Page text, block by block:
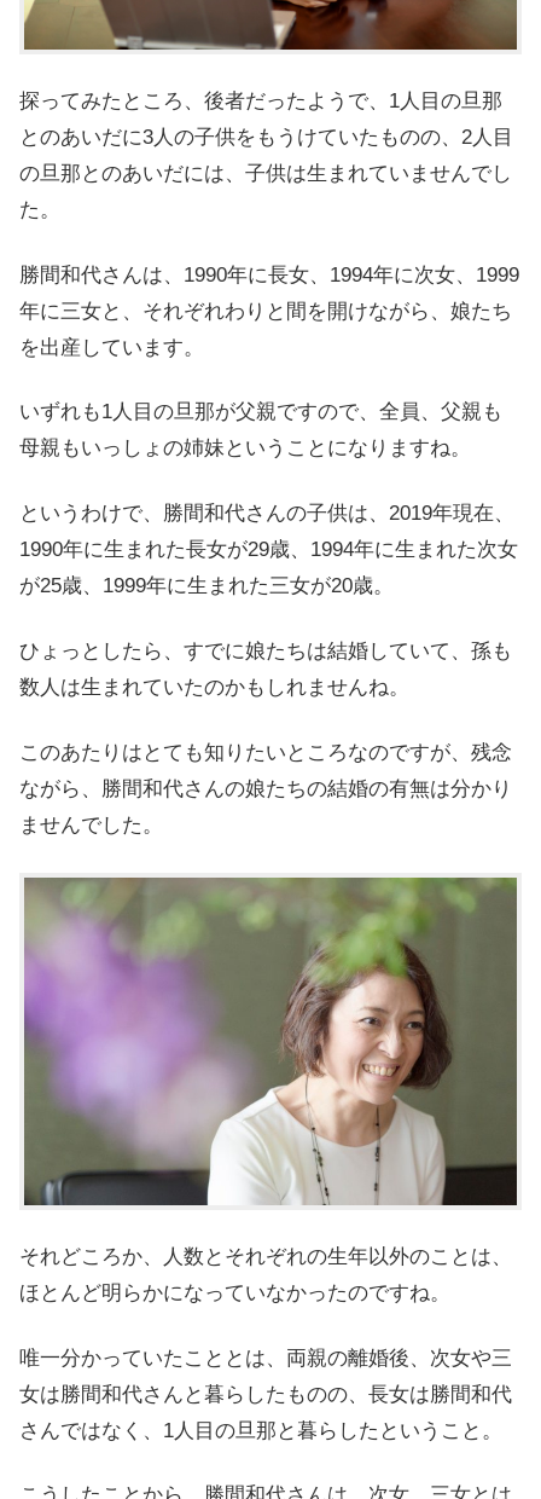
探ってみたところ、後者だったようで、1人目の旦那
とのあいだに3人の子供をもうけていたものの、2人目
の旦那とのあいだには、子供は生まれていませんでし
た。
勝間和代さんは、1990年に長女、1994年に次女、1999
年に三女と、それぞれわりと間を開けながら、娘たち
を出産しています。
いずれも1人目の旦那が父親ですので、全員、父親も
母親もいっしょの姉妹ということになりますね。
というわけで、勝間和代さんの子供は、2019年現在、
1990年に生まれた長女が29歳、1994年に生まれた次女
が25歳、1999年に生まれた三女が20歳。
ひょっとしたら、すでに娘たちは結婚していて、孫も
数人は生まれていたのかもしれませんね。
このあたりはとても知りたいところなのですが、残念
ながら、勝間和代さんの娘たちの結婚の有無は分かり
ませんでした。
それどころか、人数とそれぞれの生年以外のことは、
ほとんど明らかになっていなかったのですね。
唯一分かっていたこととは、両親の離婚後、次女や三
女は勝間和代さんと暮らしたものの、長女は勝間和代
さんではなく、1人目の旦那と暮らしたということ。